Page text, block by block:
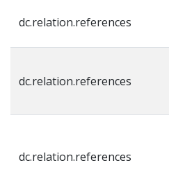
dc.relation.references
dc.relation.references
dc.relation.references